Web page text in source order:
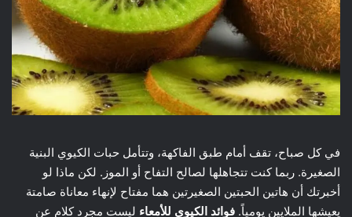
في كل صباح، تقف أمام طبق الفاكهة، وتتأمل حبات الكيوي البنية
الصغيرة. ربما كنت تتجاهلها لصالح التفاح أو الموز. لكن ماذا لو
أخبرتك أن هاتين الحبتين الصغيرتين هما مفتاح لإنهاء معاناة صامتة
يعيشها الملايين يومياً. فوائد الكيوي للأمعاء ليست مجرد كلام عن